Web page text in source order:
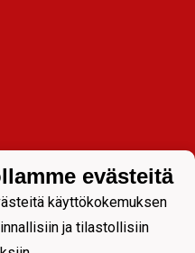
evästeitä
käyttökokemuksen
ja tilastollisiin